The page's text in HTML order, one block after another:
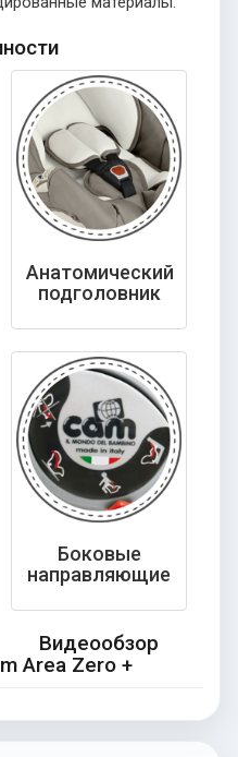
Анатомический
подголовник
Боковые
направляющие
Видеообзор
Area Zero +